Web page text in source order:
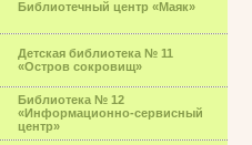
Библиотечный центр «Маяк»
Детская библиотека № 11
«Остров сокровищ»
Библиотека № 12
«Информационно-сервисный
центр»